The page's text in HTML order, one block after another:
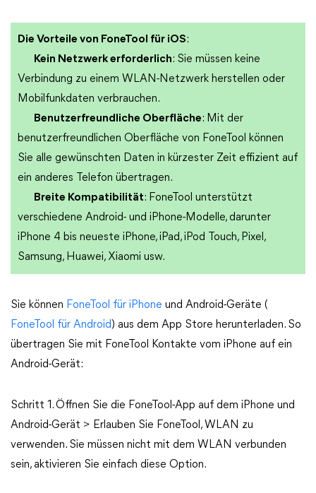
Die Vorteile von FoneTool für iOS:
Kein Netzwerk erforderlich: Sie müssen keine
Verbindung zu einem WLAN-Netzwerk herstellen oder
Mobilfunkdaten verbrauchen.
Benutzerfreundliche Oberfläche: Mit der
benutzerfreundlichen Oberfläche von FoneTool können
Sie alle gewünschten Daten in kürzester Zeit effizient auf
ein anderes Telefon übertragen.
Breite Kompatibilität: FoneTool unterstützt
verschiedene Android- und iPhone-Modelle, darunter
iPhone 4 bis neueste iPhone, iPad, iPod Touch, Pixel,
Samsung, Huawei, Xiaomi usw.
Sie können FoneTool für iPhone und Android-Geräte (
FoneTool für Android) aus dem App Store herunterladen. So
übertragen Sie mit FoneTool Kontakte vom iPhone auf ein
Android-Gerät:
Schritt 1. Öffnen Sie die FoneTool-App auf dem iPhone und
Android-Gerät > Erlauben Sie FoneTool, WLAN zu
verwenden. Sie müssen nicht mit dem WLAN verbunden
sein, aktivieren Sie einfach diese Option.